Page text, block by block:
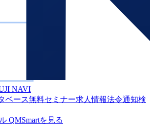
NAVI
ベース無料セミナー求人情報法令通知検
QMSmartを見る